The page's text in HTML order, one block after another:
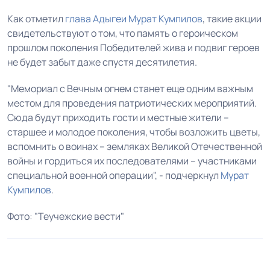
Как отметил глава Адыгеи Мурат Кумпилов, такие акции
свидетельствуют о том, что память о героическом
прошлом поколения Победителей жива и подвиг героев
не будет забыт даже спустя десятилетия.
"Мемориал с Вечным огнем станет еще одним важным
местом для проведения патриотических мероприятий.
Сюда будут приходить гости и местные жители –
старшее и молодое поколения, чтобы возложить цветы,
вспомнить о воинах – земляках Великой Отечественной
войны и гордиться их последователями – участниками
специальной военной операции", - подчеркнул Мурат
Кумпилов.
Фото: "Теучежские вести"